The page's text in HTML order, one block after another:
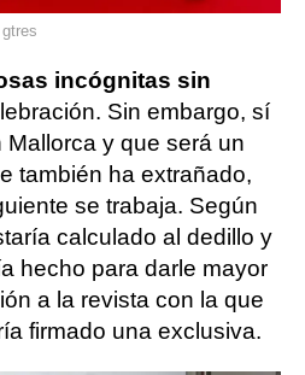
incógnitas sin
Sin embargo, sí
y que será un
también ha extrañado,
se trabaja. Según
calculado al dedillo y
hecho para darle mayor
a la revista con la que
firmado una exclusiva.